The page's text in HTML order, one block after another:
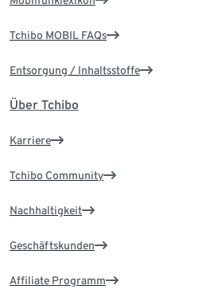
Tchibo MOBIL FAQs
Entsorgung / Inhaltsstoffe
Über Tchibo
Karriere
Tchibo Community
Nachhaltigkeit
Geschäftskunden
Affiliate Programm